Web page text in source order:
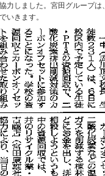
力しました。宮田グループ
いきます。